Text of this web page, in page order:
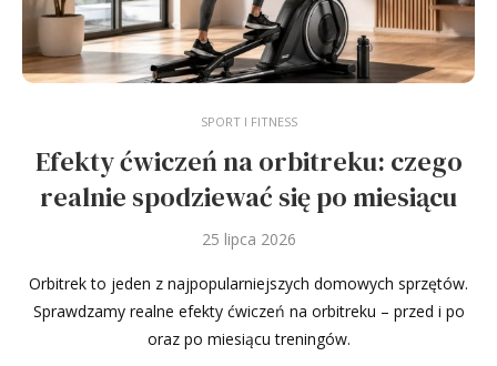
SPORT I FITNESS
Efekty ćwiczeń na orbitreku: czego
realnie spodziewać się po miesiącu
25 lipca 2026
Orbitrek to jeden z najpopularniejszych domowych sprzętów.
Sprawdzamy realne efekty ćwiczeń na orbitreku – przed i po
oraz po miesiącu treningów.